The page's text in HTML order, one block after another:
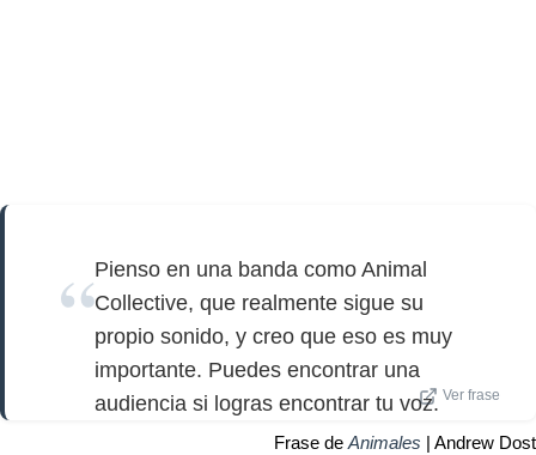
Pienso en una banda como Animal
Collective, que realmente sigue su
propio sonido, y creo que eso es muy
importante. Puedes encontrar una
audiencia si logras encontrar tu voz. Ver frase
Frase de Animales | Andrew Dost